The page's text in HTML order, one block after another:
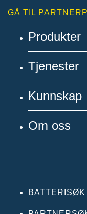
GÅ TIL
Produkter
Tjenester
Kunnskap
Om oss
BATTERISØK